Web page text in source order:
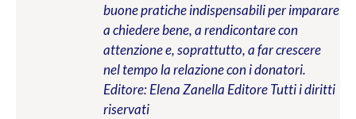
buone pratiche indispensabili per imparare
a chiedere bene, a rendicontare con
attenzione e, soprattutto, a far crescere
nel tempo la relazione con i donatori.
Editore: Elena Zanella EditoreTutti i diritti
riservati